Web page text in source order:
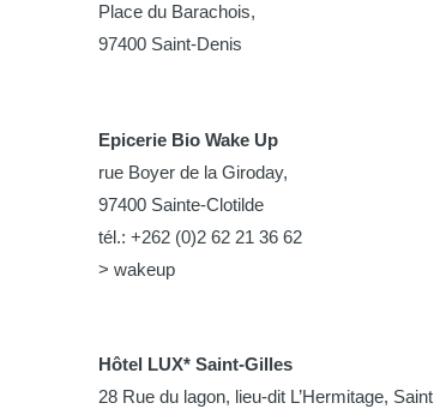
Place du Barachois,
97400 Saint-Denis
Epicerie Bio Wake Up
rue Boyer de la Giroday,
97400 Sainte-Clotilde
tél.: +262 (0)2 62 21 36 62
> wakeup
Hôtel LUX* Saint-Gilles
28 Rue du lagon, lieu-dit L’Hermitage, Saint